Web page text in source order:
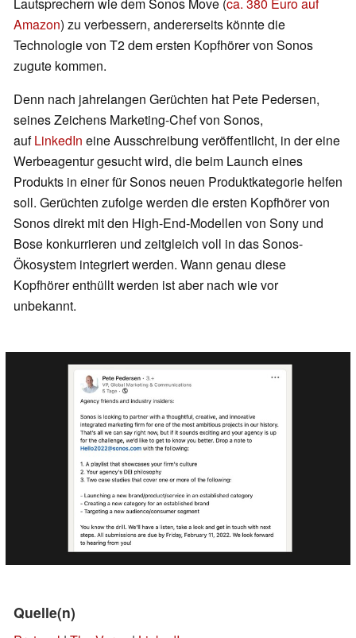
Amazon) zu verbessern, andererseits könnte die
Technologie von T2 dem ersten Kopfhörer von Sonos
zugute kommen.
Denn nach jahrelangen Gerüchten hat Pete Pedersen,
seines Zeichens Marketing-Chef von Sonos,
aufLinkedIn eine Ausschreibung veröffentlicht, in der eine
Werbeagentur gesucht wird, die beim Launch eines
Produkts in einer für Sonos neuen Produktkategorie helfen
soll. Gerüchten zufolge werden die ersten Kopfhörer von
Sonos direkt mit den High-End-Modellen von Sony und
Bose konkurrieren und zeitgleich voll in das Sonos-
Ökosystem integriert werden. Wann genau diese
Kopfhörer enthüllt werden ist aber nach wie vor
unbekannt.
Quelle(n)